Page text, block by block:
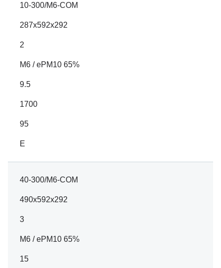
10-300/M6-COM
287x592x292
2
M6 / ePM10 65%
9.5
1700
95
E
40-300/M6-COM
490x592x292
3
M6 / ePM10 65%
15